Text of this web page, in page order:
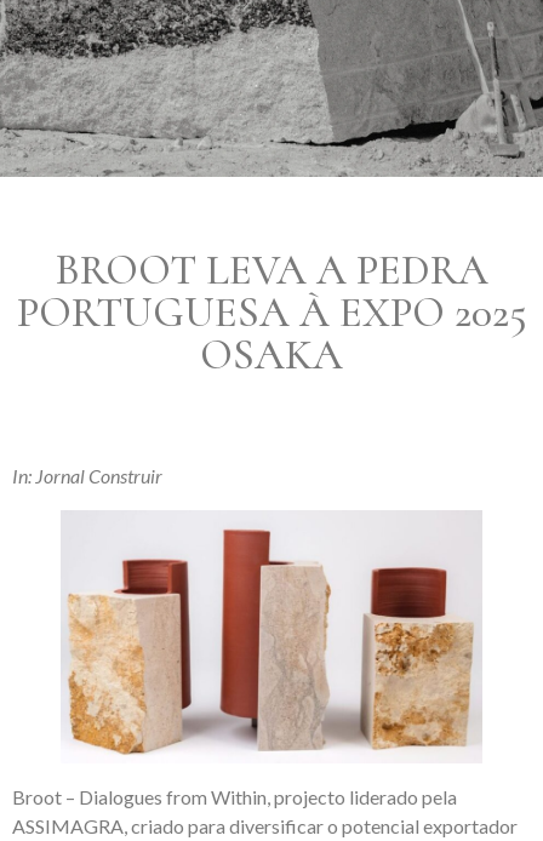
BROOT LEVA A PEDRA
PORTUGUESA À EXPO 2025
OSAKA
In: Jornal Construir
Broot – Dialogues from Within, projecto liderado pela
ASSIMAGRA, criado para diversificar o potencial exportador